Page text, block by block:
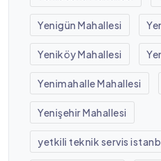
Yenigün Mahallesi
Yeniköy Mahallesi
Yenimahalle Mahallesi
Yenişehir Mahallesi
yetkili teknik servis